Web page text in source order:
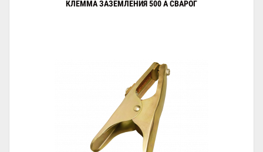
КЛЕММА ЗАЗЕМЛЕНИЯ 500 А СВАРОГ